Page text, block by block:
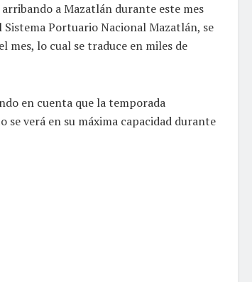
a Mazatlán durante este mes
Portuario Nacional Mazatlán, se
mes, lo cual se traduce en miles de
en cuenta que la temporada
se verá en su máxima capacidad durante